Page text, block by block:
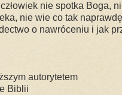
nie spotka Boga,
nie wie co tak
o nawróceniu i jak
autorytetem
Biblii